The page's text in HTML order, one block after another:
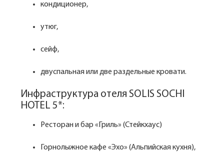
кондиционер,
утюг,
сейф,
двуспальная или две раздельные кровати.
Инфраструктура отеля SOLIS SOCHI
HOTEL 5*:
Ресторан и бар «Гриль» (Стейкхаус)
Горнолыжное кафе «Эхо» (Альпийская кухня),